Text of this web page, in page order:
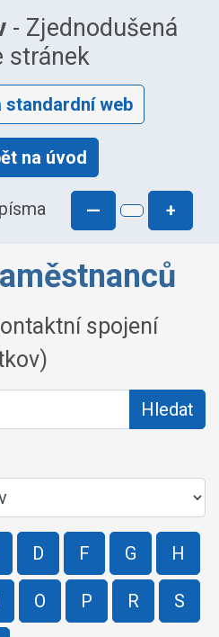
- Zjednodušená
stránek
standardní web
na úvod
— +
spojení
Hledat
D F G H
O P R S